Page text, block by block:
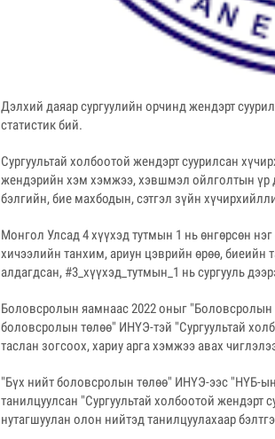
Дэлхий даяар сургуулийн орчинд жендэрт
статистик бий.
Сургуультай холбоотой жендэрт суурилсан
жендэрийн хэм хэмжээ, хэвшмэл ойлголтын үр
бэлгийн, бие махбодын, сэтгэл зүйн
Монгол Улсад 4 хүүхэд тутмын 1 нь өнгөрсөн
хичээлийн танхим, ариун цэврийн өрөө, биеийн
алдагдсан, #3_хүүхэд_тутмын_1 нь сургууль
Боловсролын яамнаас 2022 оныг
боловсролын төлөө" ИНҮЭ-тэй "Сургуультай
таслан зогсоох, хариу арга хэмжээ авах
"Бүх нийт боловсролын төлөө" ИНҮЭ-ээс "НҮБ-
танилцуулсан "Сургуультай холбоотой
нутагшуулан олон нийтэд танилцуулахаар